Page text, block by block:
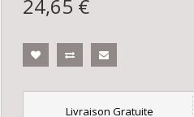
24,65 €
Livraison Gratuite